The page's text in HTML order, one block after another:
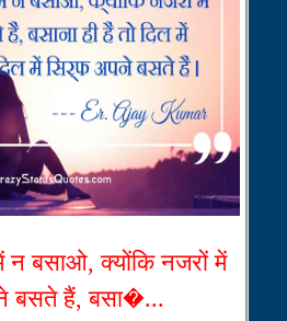
न बसाओ, क्योंकि नजरों में
बसते हैं, बसा�...